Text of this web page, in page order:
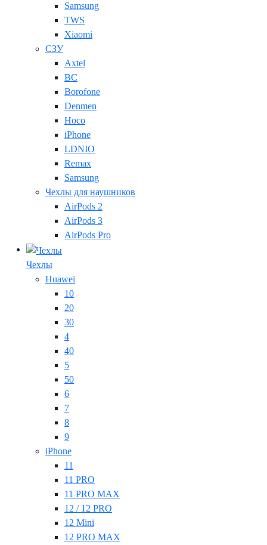
Samsung
TWS
Xiaomi
СЗУ
Axtel
BC
Borofone
Denmen
Hoco
iPhone
LDNIO
Remax
Samsung
Чехлы для наушников
AirPods 2
AirPods 3
AirPods Pro
Чехлы
Huawei
10
20
30
4
40
5
50
6
7
8
9
iPhone
11
11 PRO
11 PRO MAX
12 / 12 PRO
12 Mini
12 PRO MAX